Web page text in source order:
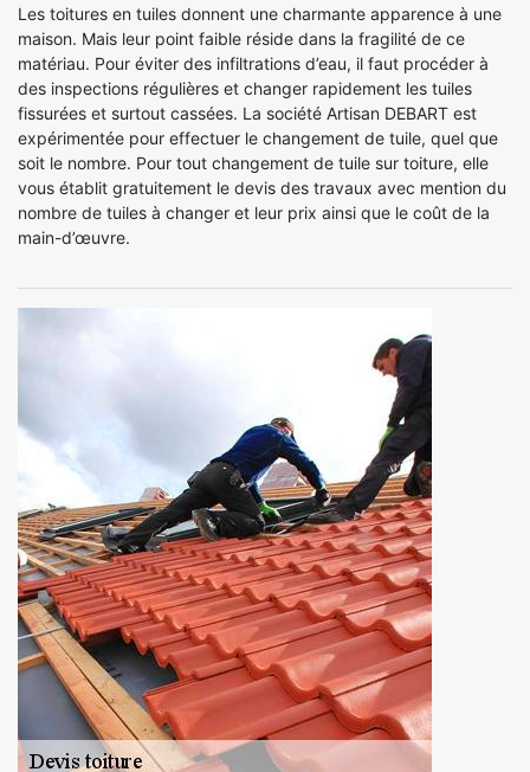
Les toitures en tuiles donnent une charmante apparence à une
maison. Mais leur point faible réside dans la fragilité de ce
matériau. Pour éviter des infiltrations d’eau, il faut procéder à
des inspections régulières et changer rapidement les tuiles
fissurées et surtout cassées. La société Artisan DEBART est
expérimentée pour effectuer le changement de tuile, quel que
soit le nombre. Pour tout changement de tuile sur toiture, elle
vous établit gratuitement le devis des travaux avec mention du
nombre de tuiles à changer et leur prix ainsi que le coût de la
main-d’œuvre.